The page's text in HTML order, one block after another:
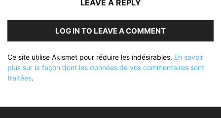
LEAVE A REPLY
LOG IN TO LEAVE A COMMENT
Ce site utilise Akismet pour réduire les indésirables. En savoir
plus sur la façon dont les données de vos commentaires sont
traitées.